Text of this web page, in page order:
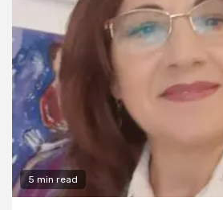
5 min read